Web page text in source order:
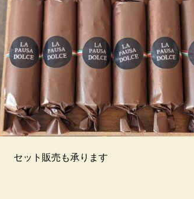
セット販売も承ります